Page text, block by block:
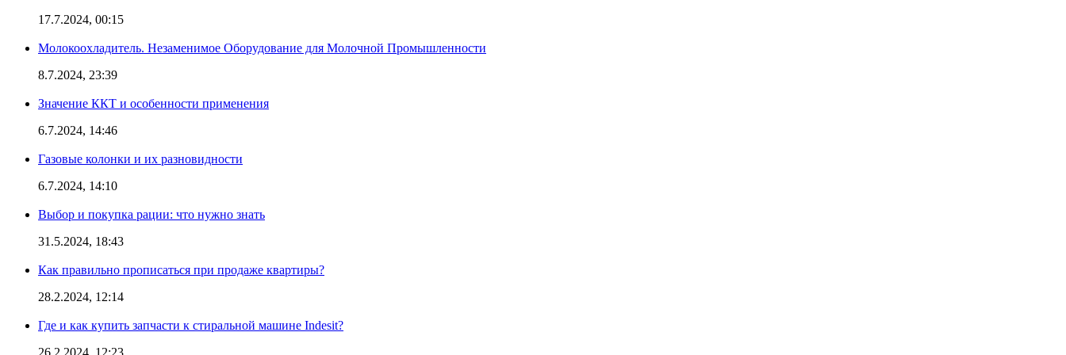
17.7.2024, 00:15
Молокоохладитель. Незаменимое Оборудование для Молочной Промышленности
8.7.2024, 23:39
Значение ККТ и особенности применения
6.7.2024, 14:46
Газовые колонки и их разновидности
6.7.2024, 14:10
Выбор и покупка рации: что нужно знать
31.5.2024, 18:43
Как правильно прописаться при продаже квартиры?
28.2.2024, 12:14
Где и как купить запчасти к стиральной машине Indesit?
26.2.2024, 12:23